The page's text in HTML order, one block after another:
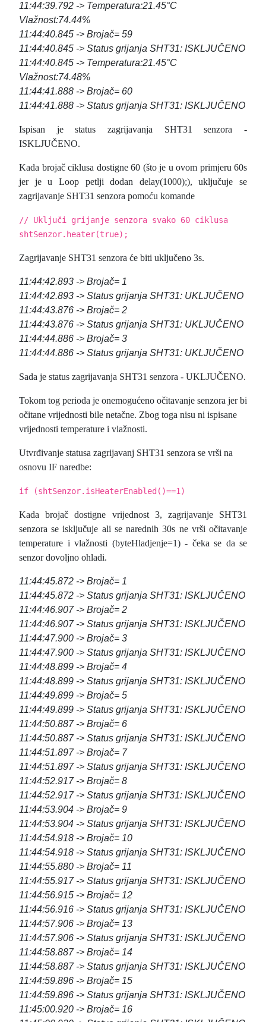
11:44:39.792 -> Temperatura:21.45°C
Vlažnost:74.44%
11:44:40.845 -> Brojač= 59
11:44:40.845 -> Status grijanja SHT31: ISKLJUČENO
11:44:40.845 -> Temperatura:21.45°C
Vlažnost:74.48%
11:44:41.888 -> Brojač= 60
11:44:41.888 -> Status grijanja SHT31: ISKLJUČENO
Ispisan je status zagrijavanja SHT31 senzora -
ISKLJUČENO.
Kada brojač ciklusa dostigne 60 (što je u ovom primjeru 60s
jer je u Loop petlji dodan delay(1000);), uključuje se
zagrijavanje SHT31 senzora pomoću komande
// Uključi grijanje senzora svako 60 ciklusa
shtSenzor.heater(true);
Zagrijavanje SHT31 senzora će biti uključeno 3s.
11:44:42.893 -> Brojač= 1
11:44:42.893 -> Status grijanja SHT31: UKLJUČENO
11:44:43.876 -> Brojač= 2
11:44:43.876 -> Status grijanja SHT31: UKLJUČENO
11:44:44.886 -> Brojač= 3
11:44:44.886 -> Status grijanja SHT31: UKLJUČENO
Sada je status zagrijavanja SHT31 senzora - UKLJUČENO.
Tokom tog perioda je onemogućeno očitavanje senzora jer bi
očitane vrijednosti bile netačne. Zbog toga nisu ni ispisane
vrijednosti temperature i vlažnosti.
Utvrđivanje statusa zagrijavanj SHT31 senzora se vrši na
osnovu IF naredbe:
if (shtSenzor.isHeaterEnabled()==1)
Kada brojač dostigne vrijednost 3, zagrijavanje SHT31
senzora se isključuje ali se narednih 30s ne vrši očitavanje
temperature i vlažnosti (byteHladjenje=1) - čeka se da se
senzor dovoljno ohladi.
11:44:45.872 -> Brojač= 1
11:44:45.872 -> Status grijanja SHT31: ISKLJUČENO
11:44:46.907 -> Brojač= 2
11:44:46.907 -> Status grijanja SHT31: ISKLJUČENO
11:44:47.900 -> Brojač= 3
11:44:47.900 -> Status grijanja SHT31: ISKLJUČENO
11:44:48.899 -> Brojač= 4
11:44:48.899 -> Status grijanja SHT31: ISKLJUČENO
11:44:49.899 -> Brojač= 5
11:44:49.899 -> Status grijanja SHT31: ISKLJUČENO
11:44:50.887 -> Brojač= 6
11:44:50.887 -> Status grijanja SHT31: ISKLJUČENO
11:44:51.897 -> Brojač= 7
11:44:51.897 -> Status grijanja SHT31: ISKLJUČENO
11:44:52.917 -> Brojač= 8
11:44:52.917 -> Status grijanja SHT31: ISKLJUČENO
11:44:53.904 -> Brojač= 9
11:44:53.904 -> Status grijanja SHT31: ISKLJUČENO
11:44:54.918 -> Brojač= 10
11:44:54.918 -> Status grijanja SHT31: ISKLJUČENO
11:44:55.880 -> Brojač= 11
11:44:55.917 -> Status grijanja SHT31: ISKLJUČENO
11:44:56.915 -> Brojač= 12
11:44:56.916 -> Status grijanja SHT31: ISKLJUČENO
11:44:57.906 -> Brojač= 13
11:44:57.906 -> Status grijanja SHT31: ISKLJUČENO
11:44:58.887 -> Brojač= 14
11:44:58.887 -> Status grijanja SHT31: ISKLJUČENO
11:44:59.896 -> Brojač= 15
11:44:59.896 -> Status grijanja SHT31: ISKLJUČENO
11:45:00.920 -> Brojač= 16